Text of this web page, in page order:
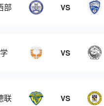
部 VS
VS
联 VS